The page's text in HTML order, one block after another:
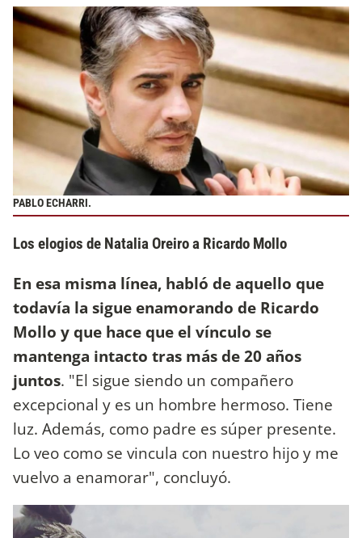
PABLO ECHARRI.
Los elogios de Natalia Oreiro a Ricardo Mollo
En esa misma línea, habló de aquello que
todavía la sigue enamorando de Ricardo
Mollo y que hace que el vínculo se
mantenga intacto tras más de 20 años
juntos. "El sigue siendo un compañero
excepcional y es un hombre hermoso. Tiene
luz. Además, como padre es súper presente.
Lo veo como se vincula con nuestro hijo y me
vuelvo a enamorar", concluyó.